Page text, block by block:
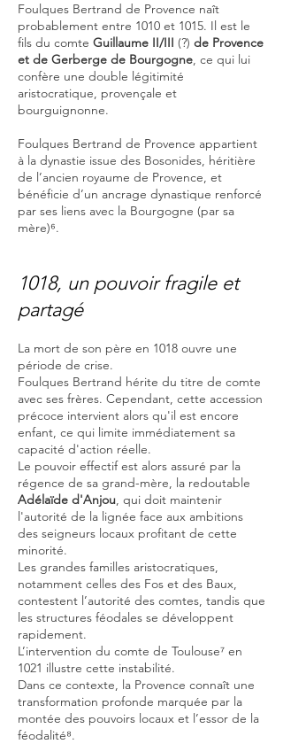
Foulques Bertrand de Provence naît
probablement entre 1010 et 1015. Il est le
fils du comte Guillaume II/III (?) de Provence
et de Gerberge de Bourgogne, ce qui lui
confère une double légitimité
aristocratique, provençale et
bourguignonne.
Foulques Bertrand de Provence appartient
à la dynastie issue des Bosonides, héritière
de l’ancien royaume de Provence, et
bénéficie d’un ancrage dynastique renforcé
par ses liens avec la Bourgogne (par sa
mère)⁶.
1018, un pouvoir fragile et
partagé
La mort de son père en 1018 ouvre une
période de crise.
Foulques Bertrand hérite du titre de comte
avec ses frères. Cependant, cette accession
précoce intervient alors qu'il est encore
enfant, ce qui limite immédiatement sa
capacité d'action réelle.
Le pouvoir effectif est alors assuré par la
régence de sa grand-mère, la redoutable
Adélaïde d'Anjou, qui doit maintenir
l'autorité de la lignée face aux ambitions
des seigneurs locaux profitant de cette
minorité.
Les grandes familles aristocratiques,
notamment celles des Fos et des Baux,
contestent l’autorité des comtes, tandis que
les structures féodales se développent
rapidement.
L’intervention du comte de Toulouse⁷ en
1021 illustre cette instabilité.
Dans ce contexte, la Provence connaît une
transformation profonde marquée par la
montée des pouvoirs locaux et l’essor de la
féodalité⁸.